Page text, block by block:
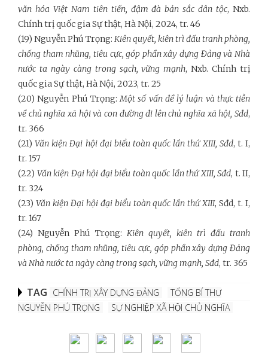
văn hóa Việt Nam tiên tiến, đậm đà bản sắc dân tộc, Nxb.
Chính trị quốc gia Sự thật, Hà Nội, 2024, tr. 46
(19) Nguyễn Phú Trọng: Kiên quyết, kiên trì đấu tranh phòng,
chống tham nhũng, tiêu cực, góp phần xây dựng Đảng và Nhà
nước ta ngày càng trong sạch, vững mạnh, Nxb. Chính trị
quốc gia Sự thật, Hà Nội, 2023, tr. 25
(20) Nguyễn Phú Trọng:Một số vấn đề lý luận và thực tiễn
về chủ nghĩa xã hội và con đường đi lên chủ nghĩa xã hội, Sđd,
tr. 366
(21)Văn kiện Đại hội đại biểu toàn quốc lần thứ XIII, Sđd, t. I,
tr. 157
(22) Văn kiện Đại hội đại biểu toàn quốc lần thứ XIII, Sđd, t. II,
tr. 324
(23) Văn kiện Đại hội đại biểu toàn quốc lần thứ XIII, Sđd, t. I,
tr. 167
(24) Nguyễn Phú Trọng: Kiên quyết, kiên trì đấu tranh
phòng, chống tham nhũng, tiêu cực, góp phần xây dựng Đảng
và Nhà nước ta ngày càng trong sạch, vững mạnh, Sđd, tr. 365
TAG CHÍNH TRỊ XÂY DỰNG ĐẢNG
TỔNG BÍ THƯ
NGUYỄN PHÚ TRỌNG
SỰ NGHIỆP XÃ HỘI CHỦ NGHĨA